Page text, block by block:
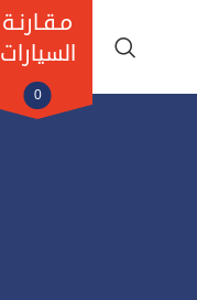
مـقـارنـة
السيارات
0